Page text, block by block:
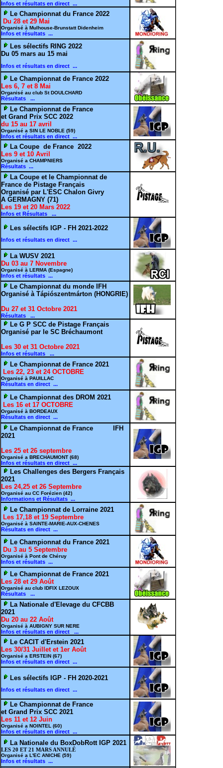
Infos et résultats en direct ...
Le Championnat du France 2022
Du 28 et 29 Mai
Organisé à Mulhouse-Brunstatt Didenheim
Infos et résultats ...
Les sélectifs RING 2022
Du 05 mars au 15 mai
Infos et résultats en direct ...
Le Championnat de France 2022
Les 6, 7 et 8 Mai
Organisé au club St DOULCHARD
Résultats ...
Le Championnat de France
et Grand Prix SCC 2022
du 15 au 17 avril
Organisé a SIN LE NOBLE (59)
Infos et résultats en direct ...
La Coupe de France 2022
Les 9 et 10 Avril
Organisé a CHAMPNIERS
Résultats ...
La Coupe et le Championnat de
France de Pistage Français
Organisé par L'ESC Chalon Givry
A GERMAGNY (71)
Les 19 et 20 Mars 2022
Infos et Résultats ...
Les sélectifs IGP - FH 2021-2022
Infos et résultats en direct ...
La WUSV 2021
Du 03 au 7 Novembre
Organisé à LERMA (Espagne)
Infos et résultats ...
Le Championnat du monde IFH
Organisé à Tápiószentmárton (HONGRIE)
Du 27 et 31 Octobre 2021
Résultats ...
Le G P SCC de Pistage Français
Organisé par le SC Bréchaumont
Les 30 et 31 Octobre 2021
Infos et résultats ...
Le Championnat de France 2021
Les 22, 23 et 24 OCTOBRE
Organisé à PAUILLAC
Résultats en direct ...
Le Championnat des DROM 2021
Les 16 et 17 OCTOBRE
Organisé à BORDEAUX
Résultats en direct ...
Le Championnat de France IFH
2021
Les 25 et 26 septembre
Organisé a BRECHAUMONT (68)
Infos et résultats en direct ...
Les Challenges des Bergers Français
2021
Les 24,25 et 26 Septembre
Organisé au CC Forézien (42)
Informations et Résultats ...
Le Championnat de Lorraine 2021
Les 17,18 et 19 Septembre
Organisé à SAINTE-MARIE-AUX-CHENES
Résultats en direct ...
Le Championnat du France 2021
Du 3 au 5 Septembre
Organisé à Pont de Chéruy
Infos et résultats ...
Le Championnat de France 2021
Les 28 et 29 Août
Organisé au club IDFIX LEZOUX
Résultats ...
La Nationale d'Elevage du CFCBB
2021
Du 20 au 22 Août
Organisé à AUBIGNY SUR NERE
Infos et résultats en direct ...
Le CACIT d'Erstein 2021
Les 30/31 Juillet et 1er Août
Organisé a ERSTEIN (67)
Infos et résultats en direct ...
Les sélectifs IGP - FH 2020-2021
Infos et résultats en direct ...
Le Championnat de France
et Grand Prix SCC 2021
Les 11 et 12 Juin
Organisé a NOINTEL (60)
Infos et résultats en direct ...
La Nationale du BoxDobRott IGP 2021
LES 20 ET 21 MARS ANNULÉ
Organisé a L'EC ANICHE (59)
Infos et résultats ...